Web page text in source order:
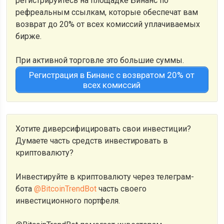
рефреальным ссылкам, которые обеспечат вам
возврат до 20% от всех комиссий уплачиваемых
бирже.
При активной торговле это большие суммы.
Регистрация в Бинанс с возвратом 20% от
всех комиссий
Хотите диверсифицировать свои инвестиции?
Думаете часть средств инвестировать в
криптовалюту?
Инвестируйте в криптовалюту через телеграм-
бота@BitcoinTrendBot часть своего
инвестиционного портфеля.